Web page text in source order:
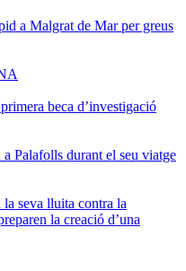
a Malgrat de Mar per greus
beca d’investigació
Palafolls durant el seu viatge
seva lluita contra la
la creació d’una